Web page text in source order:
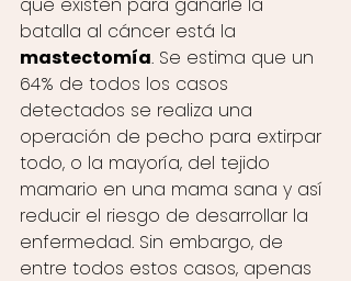
que existen para ganarle la
batalla al cáncer está la
mastectomía. Se estima que un
64% de todos los casos
detectados se realiza una
operación de pecho para extirpar
todo, o la mayoría, del tejido
mamario en una mama sana y así
reducir el riesgo de desarrollar la
enfermedad. Sin embargo, de
entre todos estos casos, apenas